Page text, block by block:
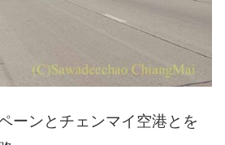
ーンとチェンマイ空港とを